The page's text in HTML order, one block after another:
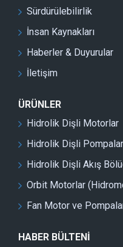
Sürdürülebilirlik
İnsan Kaynakları
Haberler & Duyurular
İletişim
ÜRÜNLER
Hidrolik Dişli Motorlar
Hidrolik Dişli Pompalar
Hidrolik Dişli Akış
Orbit Motorlar
Fan Motor ve
HABER BÜLTENI